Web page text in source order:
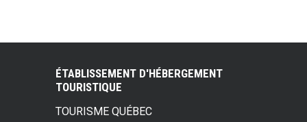
ÉTABLISSEMENT D'HÉBERGEMENT
TOURISTIQUE
TOURISME QUÉBEC